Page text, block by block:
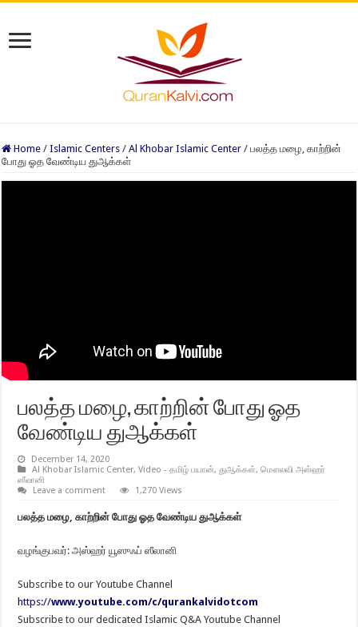
Home / Islamic Centers / Al Khobar Islamic Center / பலத்த மழை, காற்றின்
போது ஓத வேண்டிய துஆக்கள்
பலத்த மழை, காற்றின் போது ஓத
வேண்டிய துஆக்கள்
December 14, 2020
Al Khobar Islamic Center,Video - தமிழ் பயான்,துஆக்கள்,மௌலவி அஸ்ஹர்
ஸீலானி
Leave a comment
1,270 Views
பலத்த மழை, காற்றின் போது ஓத வேண்டிய துஆக்கள்
வழங்குபவர்: அஸ்ஹர் யூஸுஃப் ஸீலானி
Subscribe to our Youtube Channel
https://www.youtube.com/c/qurankalvidotcom
Subscribe to our dedicated Islamic Q&A Youtube Channel